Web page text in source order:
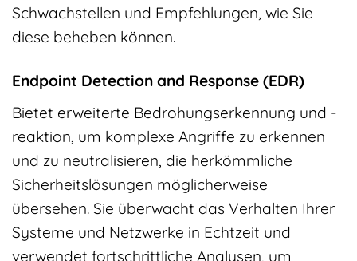
Schwachstellen und Empfehlungen, wie Sie
diese beheben können.
Endpoint Detection and Response (EDR)
Bietet erweiterte Bedrohungserkennung und -
reaktion, um komplexe Angriffe zu erkennen
und zu neutralisieren, die herkömmliche
Sicherheitslösungen möglicherweise
übersehen. Sie überwacht das Verhalten Ihrer
Systeme und Netzwerke in Echtzeit und
verwendet fortschrittliche Analysen, um